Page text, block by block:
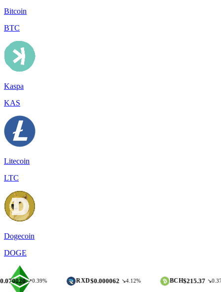
Bitcoin
BTC
Kaspa
KAS
Litecoin
LTC
Dogecoin
DOGE
↗0.39% $0.000062 ↘4.12% $215.37 ↘0.37%